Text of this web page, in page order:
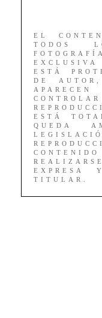
EL
TODOS
ESTÁ
DE
ESTÁ
QUEDA
EXPRESA
TITULAR.